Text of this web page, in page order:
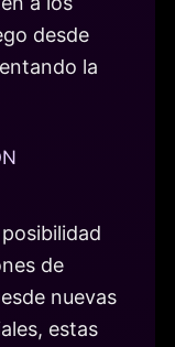
desde
la
de
nuevas
estas